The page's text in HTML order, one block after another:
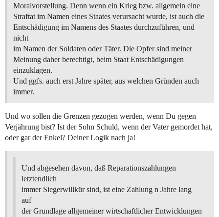
Moralvorstellung. Denn wenn ein Krieg bzw. allgemein eine
Straftat im Namen eines Staates verursacht wurde, ist auch die
Entschädigung im Namens des Staates durchzuführen, und
nicht
im Namen der Soldaten oder Täter. Die Opfer sind meiner
Meinung daher berechtigt, beim Staat Entschädigungen
einzuklagen.
Und ggfs. auch erst Jahre später, aus welchen Gründen auch
immer.
Und wo sollen die Grenzen gezogen werden, wenn Du gegen
Verjährung bist? Ist der Sohn Schuld, wenn der Vater gemordet hat,
oder gar der Enkel? Deiner Logik nach ja!
Und abgesehen davon, daß Reparationszahlungen
letztendlich
immer Siegerwillkür sind, ist eine Zahlung n Jahre lang
auf
der Grundlage allgemeiner wirtschaftlicher Entwicklungen